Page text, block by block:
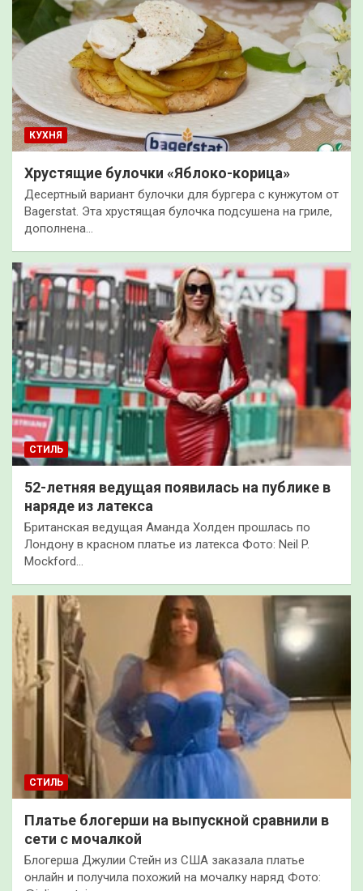
КУХНЯ
Хрустящие булочки «Яблоко-корица»
Десертный вариант булочки для бургера с кунжутом от
Bagerstat. Эта хрустящая булочка подсушена на гриле,
дополнена…
СТИЛЬ
52-летняя ведущая появилась на публике в
наряде из латекса
Британская ведущая Аманда Холден прошлась по
Лондону в красном платье из латекса Фото: Neil P.
Mockford…
СТИЛЬ
Платье блогерши на выпускной сравнили в
сети с мочалкой
Блогерша Джулии Стейн из США заказала платье
онлайн и получила похожий на мочалку наряд Фото: